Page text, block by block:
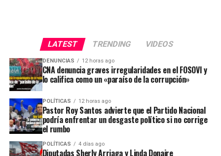
LATEST TRENDING VIDEOS
DENUNCIAS 12 horas ago
CNA denuncia graves irregularidades en el FOSOVI y
lo califica como un «paraíso de la corrupción»
POLÍTICAS 12 horas ago
Pastor Roy Santos advierte que el Partido Nacional
podría enfrentar un desgaste político si no corrige
el rumbo
POLÍTICAS 4 días ago
Diputadas Sherly Arriaga y Linda Donaire